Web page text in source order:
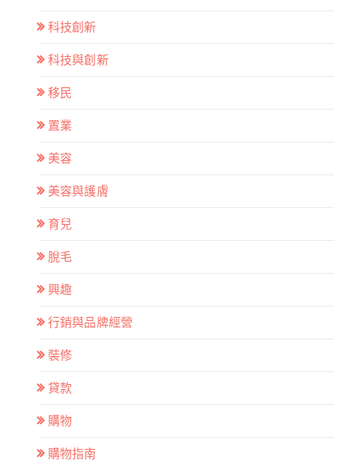
科技創新
科技與創新
移民
置業
美容
美容與護膚
育兒
脫毛
興趣
行銷與品牌經營
裝修
貸款
購物
購物指南